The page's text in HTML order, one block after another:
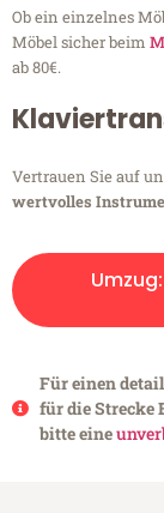
Ob ein einzelnes
Möbel sicher beim
ab 80€.
Vertrauen Sie auf
wertvolles
Umzug:
Für einen
für die Strecke
bitte eine